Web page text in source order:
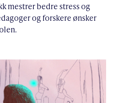
mestrer bedre stress og
og forskere ønsker